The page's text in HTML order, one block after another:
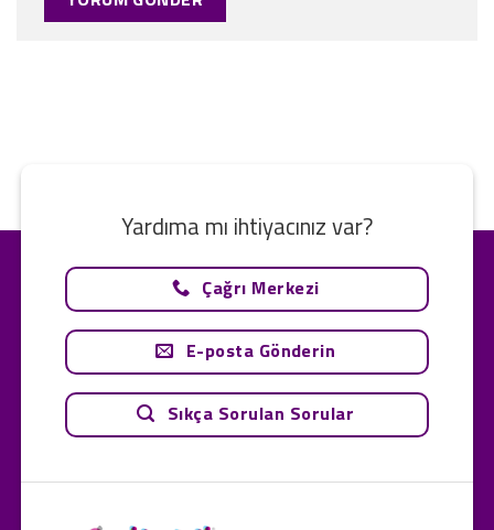
Yardıma mı ihtiyacınız var?
Çağrı Merkezi
E-posta Gönderin
Sıkça Sorulan Sorular